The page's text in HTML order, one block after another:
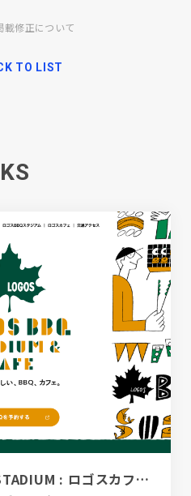
載修正について
TO LIST
LOGOS CAFE&BBQ STADIUM : ロゴスカフェ＆BBQスタジアム